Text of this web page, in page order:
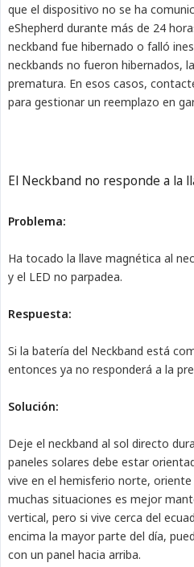
que el dispositivo no se ha
eShepherd durante más de 24
neckband fue hibernado o falló
neckbands no fueron hibernados,
prematura. En esos casos,
para gestionar un reemplazo en
El Neckband no responde a la
Problema:
Ha tocado la llave magnética al
y el LED no parpadea.
Respuesta:
Si la batería del Neckband está
entonces ya no responderá a la
Solución:
Deje el neckband al sol directo
paneles solares debe estar
vive en el hemisferio norte, oriente
muchas situaciones es mejor
vertical, pero si vive cerca del
encima la mayor parte del día,
con un panel hacia arriba.